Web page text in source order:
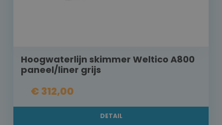
Hoogwaterlijn skimmer Weltico A800
paneel/liner grijs
€ 312,00
DETAIL